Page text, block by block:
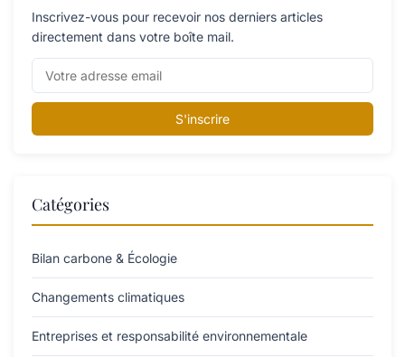
Inscrivez-vous pour recevoir nos derniers articles
directement dans votre boîte mail.
S'inscrire
Catégories
Bilan carbone & Écologie
Changements climatiques
Entreprises et responsabilité environnementale